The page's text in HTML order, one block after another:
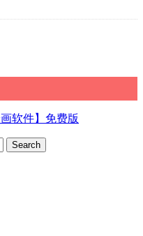
软件】免费版